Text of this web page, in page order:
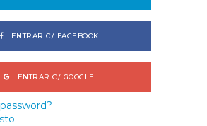
ENTRAR C/ FACEBOOK
ENTRAR C/ GOOGLE